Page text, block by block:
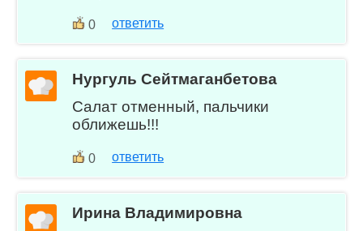
0 ответить
Нургуль Сейтмаганбетова
Салат отменный, пальчики
оближешь!!!
0 ответить
Ирина Владимировна